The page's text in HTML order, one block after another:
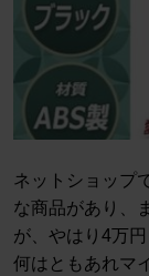
ネットショップ
な商品があり、
が、やはり4万
何はともあれマ